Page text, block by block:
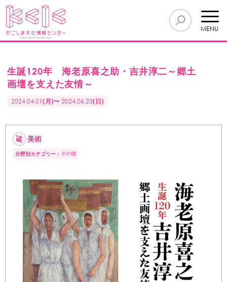
MENU
生誕120年 海老原喜之助・吉井淳二～郷土
画壇を支えた友情～
2024.04.01(月)〜2024.06.23(日)
美術
分野別カテゴリー： その他